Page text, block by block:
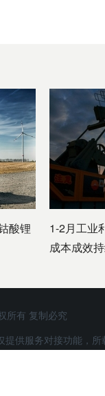
酸锂
1-2月工业
成本成效
所有 复制必究
供服务对接功能，